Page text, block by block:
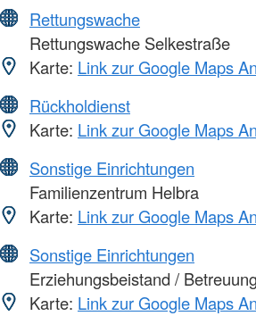
Rettungswache
Rettungswache Selkestraße
Karte: Link zur Google Maps
Rückholdienst
Karte: Link zur Google Maps
Sonstige Einrichtungen
Familienzentrum Helbra
Karte: Link zur Google Maps
Sonstige Einrichtungen
Erziehungsbeistand /
Karte: Link zur Google Maps